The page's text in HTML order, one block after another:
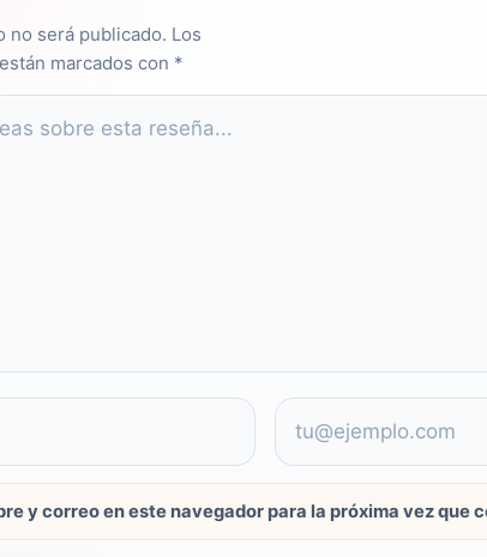
será publicado. Los
marcados con *
y correo en este navegador para la próxima vez que